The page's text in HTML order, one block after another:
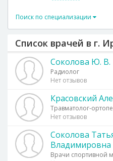
Поиск по специализации
Список врачей в г.
Соколова Ю. В.
Радиолог
Нет отзывов
Красовский
Травматолог-
Нет отзывов
Соколова
Владимировна
Врачи спортивной